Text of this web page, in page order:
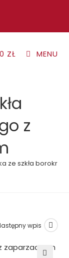
ZŁ MENU
z
ze szkła
wpis